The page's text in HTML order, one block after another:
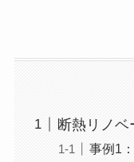
断熱リノベ
事例1